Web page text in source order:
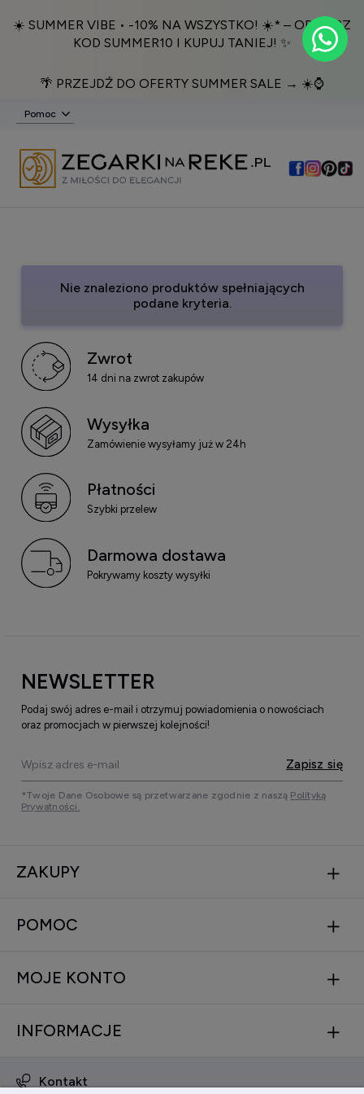
☀️ SUMMER VIBE • -10% NA WSZYSTKO! ☀️* – ODBIERZ
KOD SUMMER10 I KUPUJ TANIEJ! ✨
🌴 PRZEJDŹ DO OFERTY SUMMER SALE → ☀️⌚️
Pomoc
Nie znaleziono produktów spełniających
podane kryteria.
Zwrot
14 dni na zwrot zakupów
Wysyłka
Zamówienie wysyłamy już w 24h
Płatności
Szybki przelew
Darmowa dostawa
Pokrywamy koszty wysyłki
NEWSLETTER
Podaj swój adres e-mail i otrzymuj powiadomienia o nowościach
oraz promocjach w pierwszej kolejności!
Zapisz się
*Twoje Dane Osobowe są przetwarzane zgodnie z naszą Polityką
Prywatności.
ZAKUPY
POMOC
MOJE KONTO
INFORMACJE
Kontakt